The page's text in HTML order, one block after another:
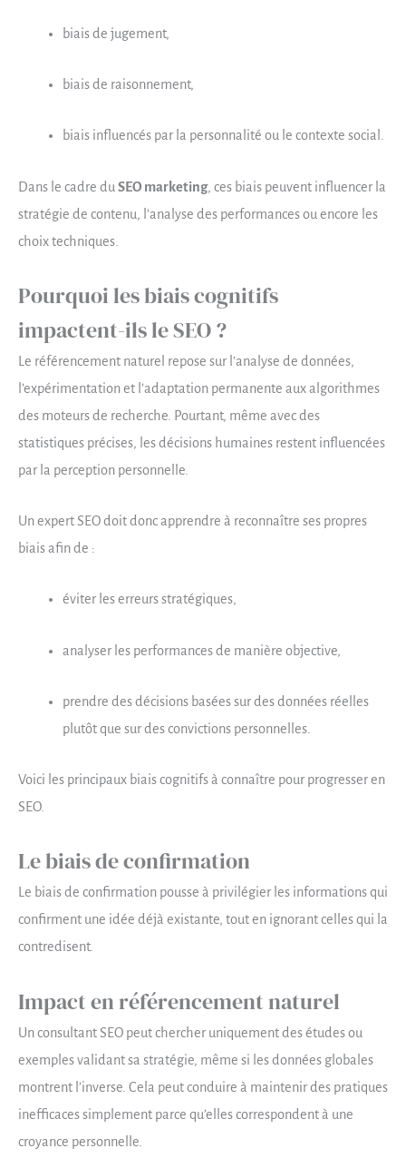
biais de jugement,
biais de raisonnement,
biais influencés par la personnalité ou le contexte social.
Dans le cadre du SEO marketing, ces biais peuvent influencer la
stratégie de contenu, l’analyse des performances ou encore les
choix techniques.
Pourquoi les biais cognitifs
impactent-ils le SEO ?
Le référencement naturel repose sur l’analyse de données,
l’expérimentation et l’adaptation permanente aux algorithmes
des moteurs de recherche. Pourtant, même avec des
statistiques précises, les décisions humaines restent influencées
par la perception personnelle.
Un expert SEO doit donc apprendre à reconnaître ses propres
biais afin de :
éviter les erreurs stratégiques,
analyser les performances de manière objective,
prendre des décisions basées sur des données réelles
plutôt que sur des convictions personnelles.
Voici les principaux biais cognitifs à connaître pour progresser en
SEO.
Le biais de confirmation
Le biais de confirmation pousse à privilégier les informations qui
confirment une idée déjà existante, tout en ignorant celles qui la
contredisent.
Impact en référencement naturel
Un consultant SEO peut chercher uniquement des études ou
exemples validant sa stratégie, même si les données globales
montrent l’inverse. Cela peut conduire à maintenir des pratiques
inefficaces simplement parce qu’elles correspondent à une
croyance personnelle.